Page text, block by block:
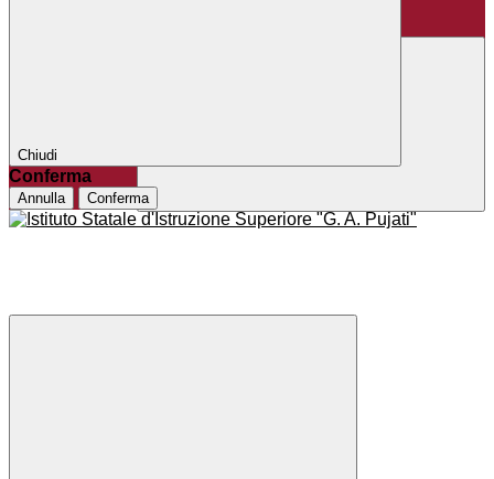
Chiudi
Conferma
Annulla Conferma